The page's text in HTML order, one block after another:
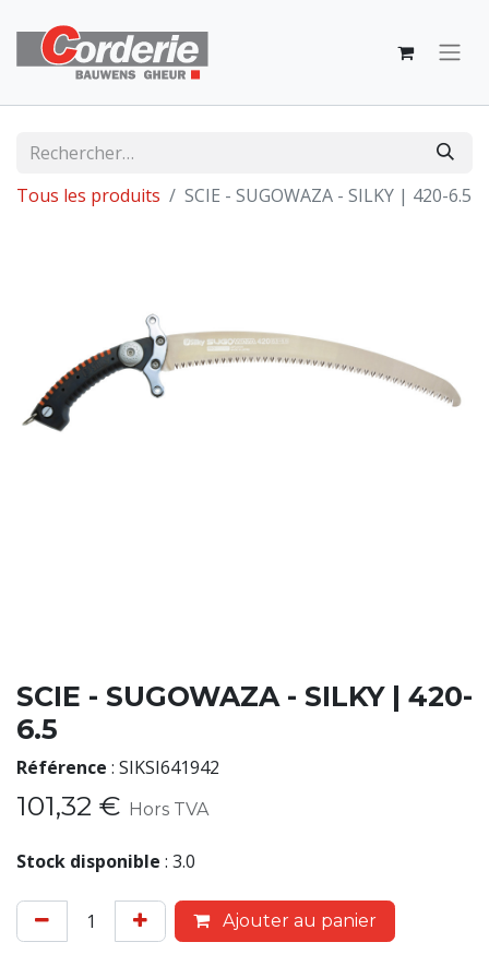
Tous les produits SCIE - SUGOWAZA - SILKY | 420-6.5
SCIE - SUGOWAZA - SILKY | 420-
6.5
Référence : SIKSI641942
101,32 € Hors TVA
Stock disponible : 3.0
Ajouter au panier